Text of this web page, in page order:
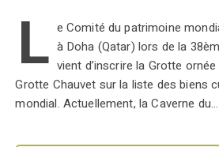
L e Comité du patrimoine
à Doha (Qatar) lors de la
vient d’inscrire la Grotte
Grotte Chauvet sur la liste des biens
mondial. Actuellement, la Caverne du…